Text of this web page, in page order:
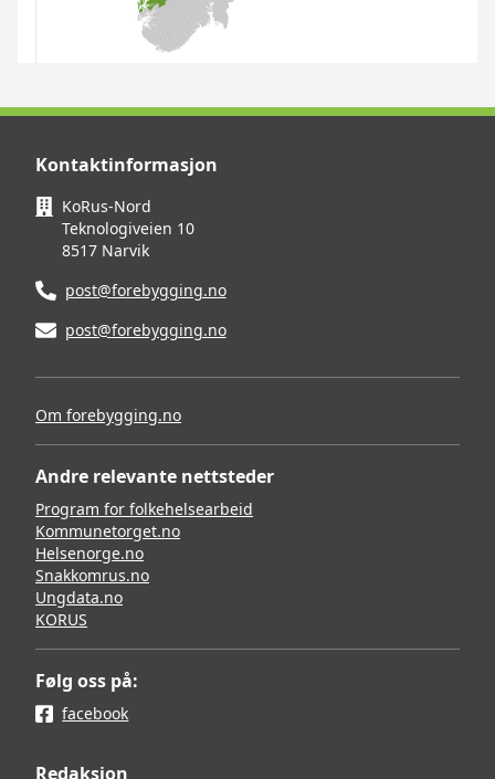
Kontaktinformasjon
KoRus-Nord
Teknologiveien 10
8517 Narvik
post@forebygging.no
post@forebygging.no
Om forebygging.no
Andre relevante nettsteder
Program for folkehelsearbeid
Kommunetorget.no
Helsenorge.no
Snakkomrus.no
Ungdata.no
KORUS
Følg oss på:
facebook
Redaksjon